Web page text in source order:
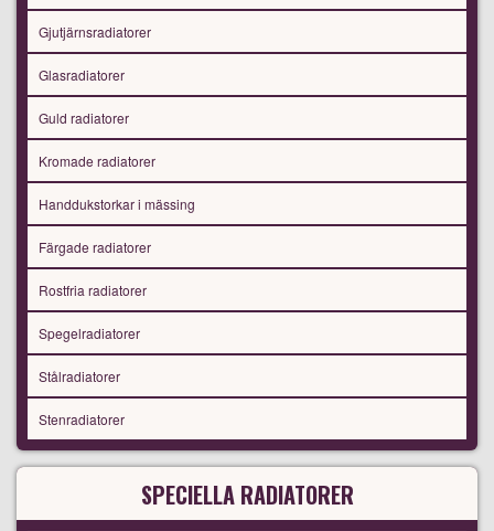
Gjutjärnsradiatorer
Glasradiatorer
Guld radiatorer
Kromade radiatorer
Handdukstorkar i mässing
Färgade radiatorer
Rostfria radiatorer
Spegelradiatorer
Stålradiatorer
Stenradiatorer
SPECIELLA RADIATORER